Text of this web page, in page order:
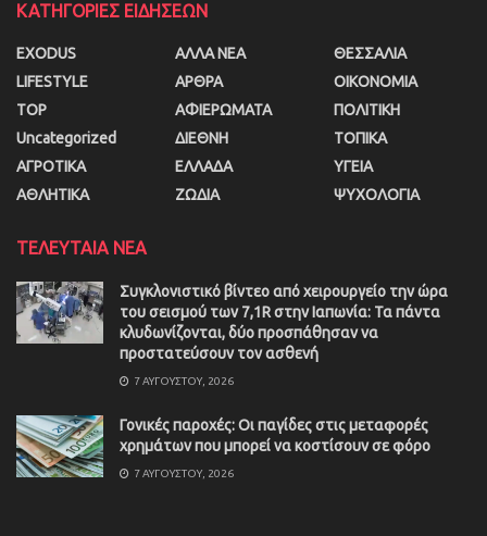
ΚΑΤΗΓΟΡΙΕΣ ΕΙΔΗΣΕΩΝ
EXODUS
LIFESTYLE
TOP
Uncategorized
ΑΓΡΟΤΙΚΑ
ΑΘΛΗΤΙΚΑ
ΑΛΛΑ ΝΕΑ
ΑΡΘΡΑ
ΑΦΙΕΡΩΜΑΤΑ
ΔΙΕΘΝΗ
ΕΛΛΑΔΑ
ΖΩΔΙΑ
ΘΕΣΣΑΛΙΑ
ΟΙΚΟΝΟΜΙΑ
ΠΟΛΙΤΙΚΗ
ΤΟΠΙΚΑ
ΥΓΕΙΑ
ΨΥΧΟΛΟΓΙΑ
ΤΕΛΕΥΤΑΙΑ ΝΕΑ
Συγκλονιστικό βίντεο από χειρουργείο την ώρα
του σεισμού των 7,1R στην Ιαπωνία: Τα πάντα
κλυδωνίζονται, δύο προσπάθησαν να
προστατεύσουν τον ασθενή
7 ΑΥΓΟΎΣΤΟΥ, 2026
Γονικές παροχές: Οι παγίδες στις μεταφορές
χρημάτων που μπορεί να κοστίσουν σε φόρο
7 ΑΥΓΟΎΣΤΟΥ, 2026